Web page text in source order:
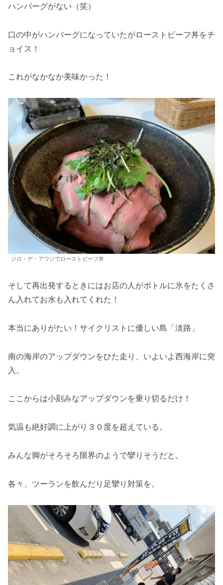
ハンバーグがない（笑）
口の中がハンバーグになっていたがローストビーフ丼をチ
ョイス！
これがなかなか美味かった！
ジロ・デ・アワジでローストビーフ丼
そして再出発するときにはお店の人がボトルに氷をたくさ
ん入れてお水も入れてくれた！
本当にありがたい！サイクリストに優しい島「淡路」
南の海岸のアップダウンをひた走り、いよいよ西海岸に突
入。
ここからは小刻みなアップダウンを乗り切るだけ！
気温も絶好調に上がり３０度を超えている。
みんな脚がそろそろ限界のようで攣りそうだと。
各々、ツーランを飲んだり足攣り対策を。